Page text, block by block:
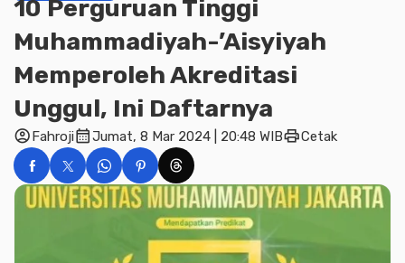
10 Perguruan Tinggi
Muhammadiyah-’Aisyiyah
Memperoleh Akreditasi
Unggul, Ini Daftarnya
account_circleFahrojicalendar_monthJumat, 8 Mar 2024 | 20:48 WIBprintCetak